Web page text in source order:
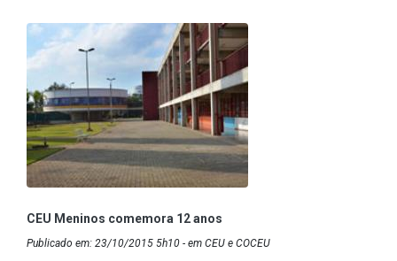
CEU Meninos comemora 12 anos
Publicado em: 23/10/2015 5h10 - em CEU e COCEU